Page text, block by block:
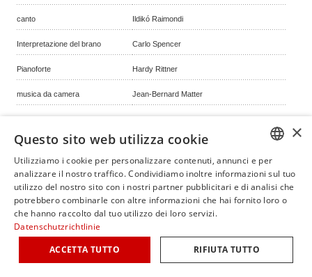
canto Ildikó Raimondi
Interpretazione del brano Carlo Spencer
Pianoforte Hardy Rittner
musica da camera Jean-Bernard Matter
Indietro
© copyright by classicalmasterclasses.com | powered by masterhomepage.ch
×
Questo sito web utilizza cookie
Utilizziamo i cookie per personalizzare contenuti, annunci e per
analizzare il nostro traffico. Condividiamo inoltre informazioni sul tuo
utilizzo del nostro sito con i nostri partner pubblicitari e di analisi che
potrebbero combinarle con altre informazioni che hai fornito loro o
che hanno raccolto dal tuo utilizzo dei loro servizi.
Datenschutzrichtlinie
ACCETTA TUTTO
RIFIUTA TUTTO